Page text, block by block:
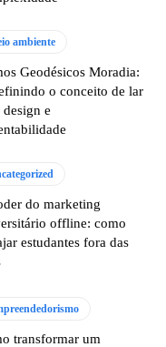
ambiente
Geodésicos Moradia:
o conceito de lar
design e
do marketing
offline: como
estudantes fora das
transformar um